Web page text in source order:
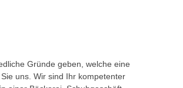
Gründe geben, welche eine
uns. Wir sind Ihr kompetenter